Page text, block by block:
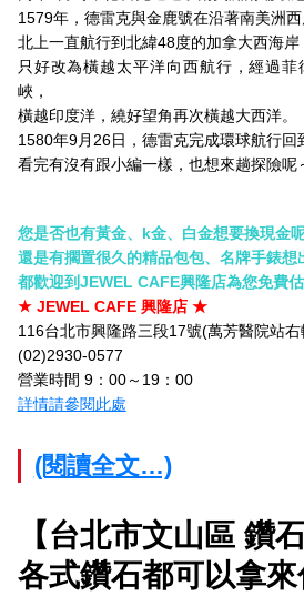
1579年，德雷克與金鹿號在沿著南美洲西
北上一直航行到北緯48度的加拿大西海岸
只好改為橫越太平洋向西航行，經過
峽，
橫越印度洋，繞好望角再次橫越大西洋。
1580年9月26日，德雷克完成環球航行回
看完有沒有跟小編一樣，也想來趟探險呢
您是否也有黃金、k金、白金想要換現金
還是有擱置很久的精品包包、名牌手錶想
都歡迎到JEWEL CAFE興隆店為您免費估
★ JEWEL CAFE 興隆店 ★
116台北市興隆路三段17號(萬芳醫院站
(02)2930-0577
營業時間 9：00～19：00
詳情請參閱此處
(閱讀全文…)
【台北市文山區 鑽
各式鑽石都可以拿